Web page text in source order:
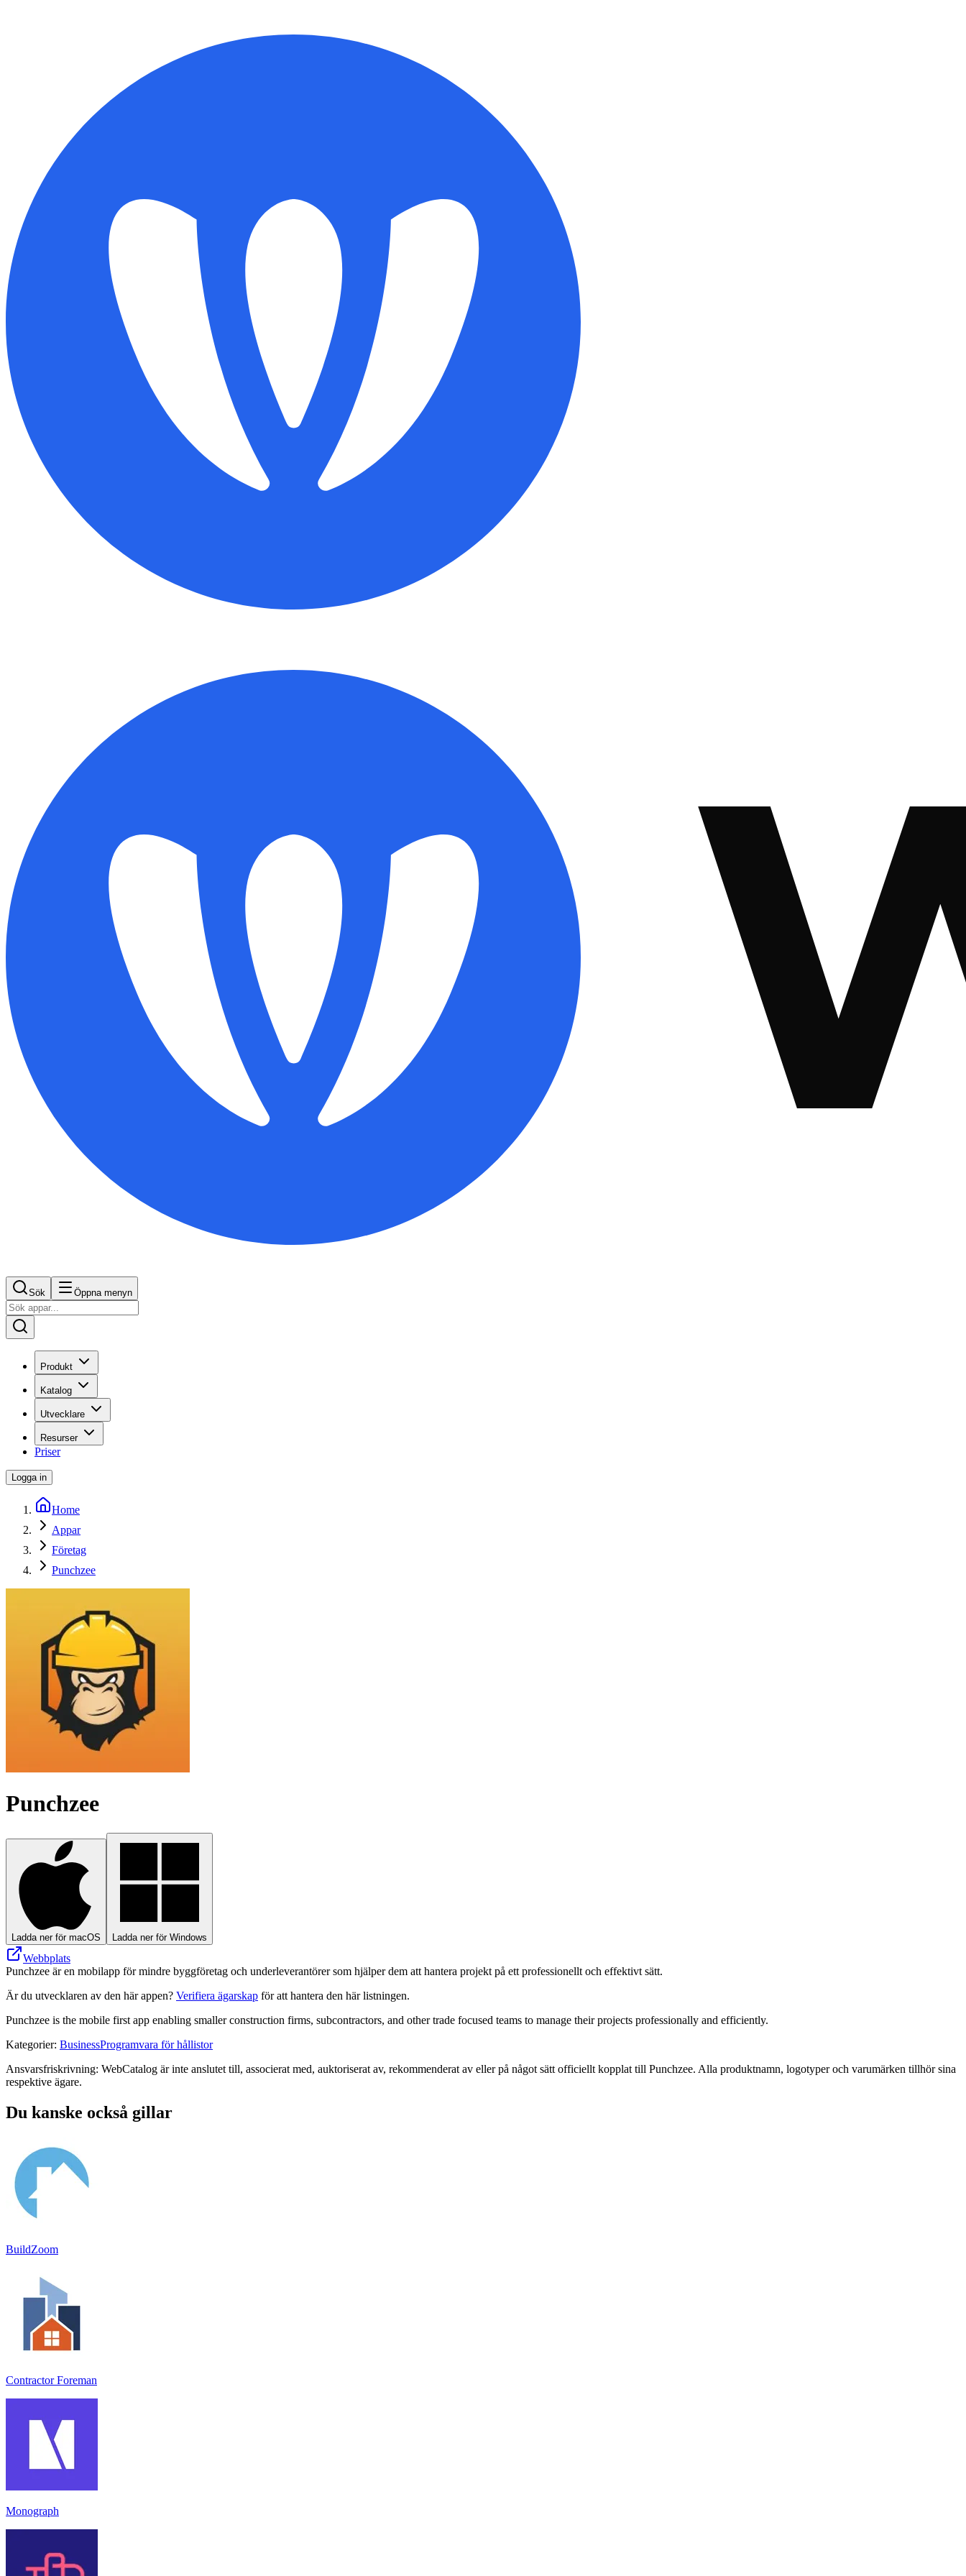
Sök Öppna menyn
Produkt
Katalog
Utvecklare
Resurser
Priser
Logga in
Home
Appar
Företag
Punchzee
Punchzee
Ladda ner för macOS Ladda ner för Windows
Webbplats
Punchzee är en mobilapp för mindre byggföretag och underleverantörer som hjälper dem att hantera projekt på ett professionellt och effektivt sätt.
Är du utvecklaren av den här appen? Verifiera ägarskap för att hantera den här listningen.
Punchzee is the mobile first app enabling smaller construction firms, subcontractors, and other trade focused teams to manage their projects professionally and efficiently.
Kategorier: BusinessProgramvara för hållistor
Ansvarsfriskrivning: WebCatalog är inte anslutet till, associerat med, auktoriserat av, rekommenderat av eller på något sätt officiellt kopplat till Punchzee. Alla produktnamn, logotyper och varumärken tillhör sina
respektive ägare.
Du kanske också gillar
BuildZoom
Contractor Foreman
Monograph